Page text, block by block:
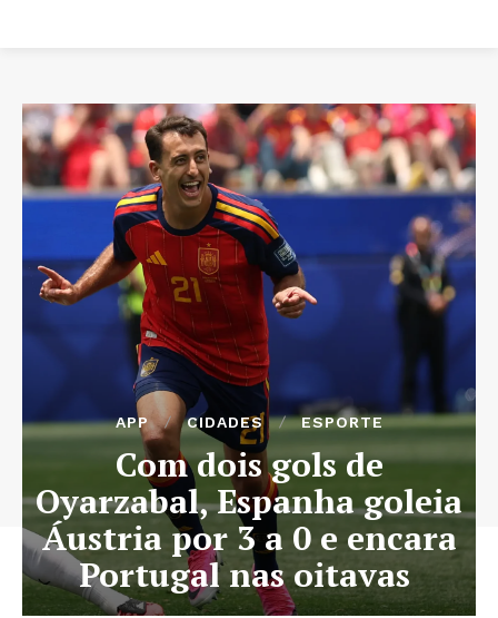
APP CIDADES ESPORTE
Com dois gols de
Oyarzabal, Espanha goleia
Áustria por 3 a 0 e encara
Portugal nas oitavas